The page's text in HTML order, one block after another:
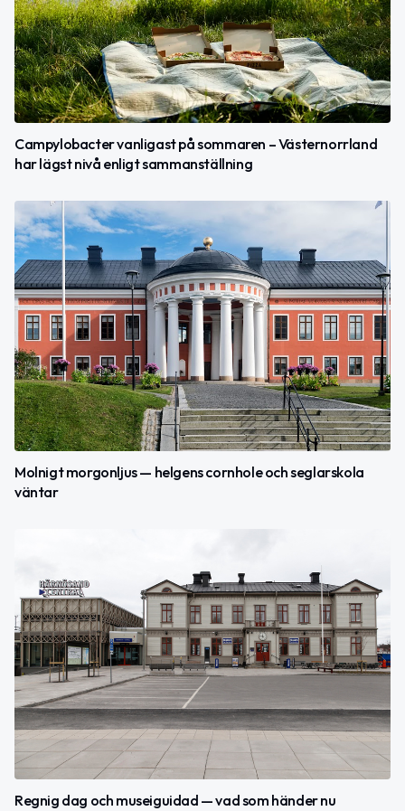
Campylobacter vanligast på sommaren – Västernorrland
har lägst nivå enligt sammanställning
Molnigt morgonljus — helgens cornhole och seglarskola
väntar
Regnig dag och museiguidad — vad som händer nu